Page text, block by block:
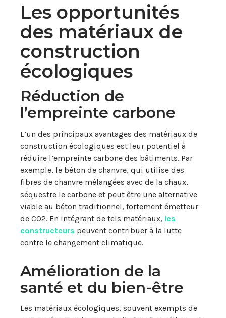
Les opportunités
des matériaux de
construction
écologiques
Réduction de
l’empreinte carbone
L’un des principaux avantages des matériaux de
construction écologiques est leur potentiel à
réduire l’empreinte carbone des bâtiments. Par
exemple, le béton de chanvre, qui utilise des
fibres de chanvre mélangées avec de la chaux,
séquestre le carbone et peut être une alternative
viable au béton traditionnel, fortement émetteur
de CO2. En intégrant de tels matériaux, les
constructeurs peuvent contribuer à la lutte
contre le changement climatique.
Amélioration de la
santé et du bien-être
Les matériaux écologiques, souvent exempts de